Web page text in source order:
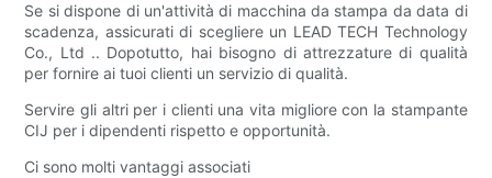
Se si dispone di un'attività di macchina da stampa da data di
scadenza, assicurati di scegliere un LEAD TECH Technology
Co., Ltd .. Dopotutto, hai bisogno di attrezzature di qualità
per fornire ai tuoi clienti un servizio di qualità.
Servire gli altri per i clienti una vita migliore con la stampante
CIJ per i dipendenti rispetto e opportunità.
Ci sono molti vantaggi associati